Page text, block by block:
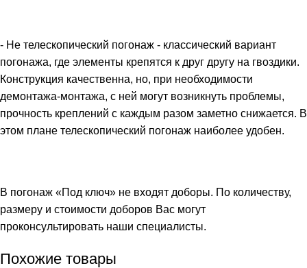
- Не телескопический погонаж - классический вариант
погонажа, где элементы крепятся к друг другу на гвоздики.
Конструкция качественна, но, при необходимости
демонтажа-монтажа, с ней могут возникнуть проблемы,
прочность креплений с каждым разом заметно снижается. В
этом плане телескопический погонаж наиболее удобен.
В погонаж «Под ключ» не входят доборы. По количеству,
размеру и стоимости доборов Вас могут
проконсультировать наши специалисты.
Похожие товары